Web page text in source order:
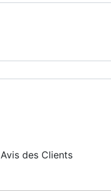
Avis des Clients